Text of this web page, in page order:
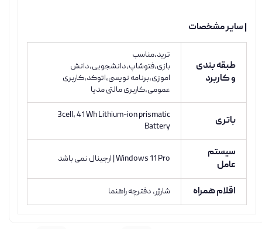
| سایر مشخصات
طبقه بندی
و کاربرد
ترید،مناسب
بازی،فتوشاپ،دانشجویی،دانش
اموزی،برنامه نویسی،اتوکد،کاربری
عمومی،کاربری مالتی مدیا
باتری
3cell, 41 Wh Lithium-ion prismatic
Battery
سیستم
عامل
Windows 11 Pro | ارجینال نمی باشد
اقلام همراه شارژر، دفترچه راهنما